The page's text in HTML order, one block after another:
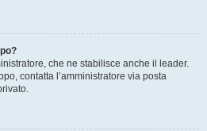
che ne stabilisce anche il leader.
contatta l’amministratore via posta